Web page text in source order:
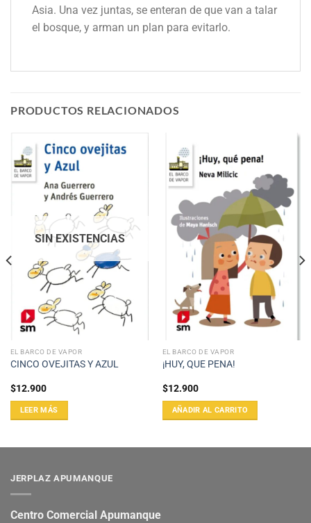
Asia. Una vez juntas, se enteran de que van a talar
el bosque, y arman un plan para evitarlo.
PRODUCTOS RELACIONADOS
SIN EXISTENCIAS
EL BARCO DE VAPOR
CINCO OVEJITAS Y AZUL
$12.900
LEER MÁS
EL BARCO DE VAPOR
¡HUY, QUE PENA!
$12.900
AÑADIR AL CARRITO
JERPLAZ APUMANQUE
Centro Comercial Apumanque